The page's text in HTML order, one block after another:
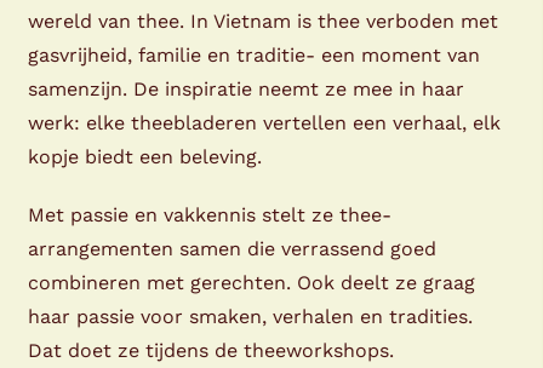
wereld van thee. In Vietnam is thee verboden met
gasvrijheid, familie en traditie- een moment van
samenzijn. De inspiratie neemt ze mee in haar
werk: elke theebladeren vertellen een verhaal, elk
kopje biedt een beleving.
Met passie en vakkennis stelt ze thee-
arrangementen samen die verrassend goed
combineren met gerechten. Ook deelt ze graag
haar passie voor smaken, verhalen en tradities.
Dat doet ze tijdens de theeworkshops.